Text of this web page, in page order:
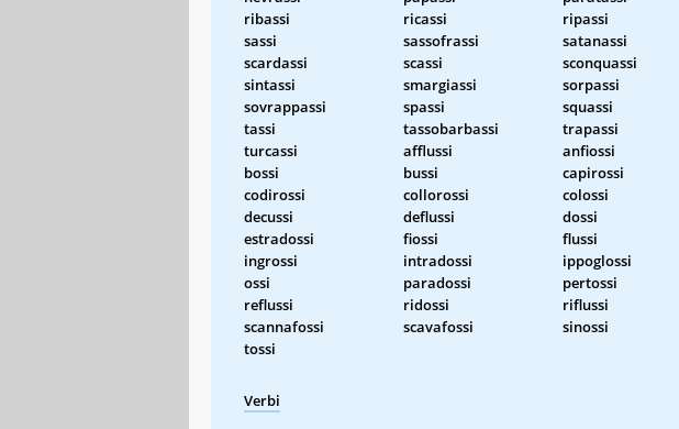
ribassi
ricassi ripassi
sassi
sassofrassi satanassi
scardassi
scassi sconquassi
sintassi
smargiassi sorpassi
sovrappassi
spassi squassi
tassi
tassobarbassi trapassi
turcassi
afflussi anfiossi
bossi
bussi capirossi
codirossi
collorossi colossi
decussi
deflussi dossi
estradossi
fiossi flussi
ingrossi
intradossi ippoglossi
ossi
paradossi pertossi
reflussi
ridossi riflussi
scannafossi
scavafossi sinossi
tossi
Verbi